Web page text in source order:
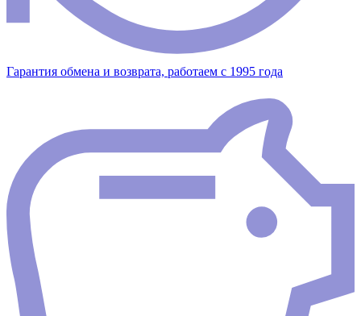
Гарантия обмена и возврата, работаем с 1995 года